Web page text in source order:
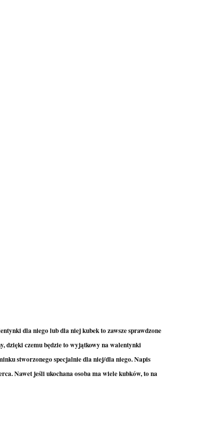
dla niego lub dla niej kubek to zawsze sprawdzone
dzięki czemu będzie to wyjątkowy na walentynki
stworzonego specjalnie dla niej/dla niego. Napis
Nawet jeśli ukochana osoba ma wiele kubków, to na